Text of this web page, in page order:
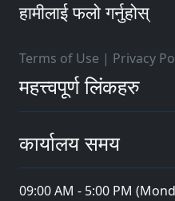
हामीलाई फलो गर्नुहोस्
Terms of Use | Privacy
महत्त्वपूर्ण लिंकहरु
कार्यालय समय
09:00 AM - 5:00 PM